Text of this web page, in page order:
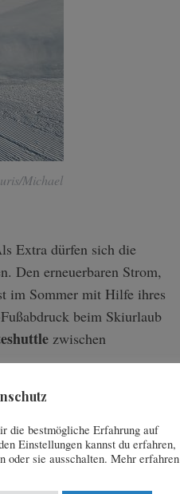
Michael
Extra dürfen sich die
Den erneuerbaren Strom,
im Sommer mit Hilfe ihres
beim Skiurlaub
zwischen
die bestmögliche Erfahrung auf
Einstellungen kannst du erfahren,
oder sie ausschalten. Mehr erfahren